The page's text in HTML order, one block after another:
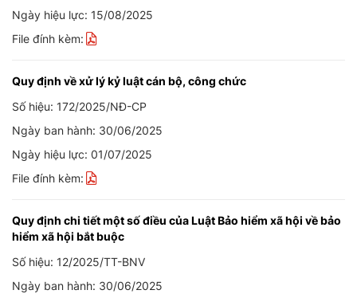
Ngày hiệu lực: 15/08/2025
File đính kèm:
Quy định về xử lý kỷ luật cán bộ, công chức
Số hiệu: 172/2025/NĐ-CP
Ngày ban hành: 30/06/2025
Ngày hiệu lực: 01/07/2025
File đính kèm:
Quy định chi tiết một số điều của Luật Bảo hiểm xã hội về bảo
hiểm xã hội bắt buộc
Số hiệu: 12/2025/TT-BNV
Ngày ban hành: 30/06/2025